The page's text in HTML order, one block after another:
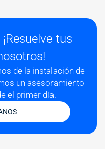
tus
de la instalación de
un asesoramiento
el primer día.